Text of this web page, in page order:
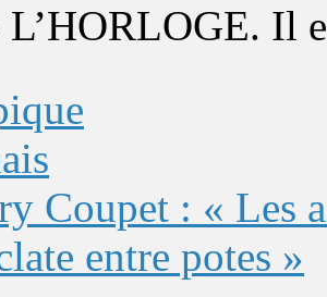
L’HORLOGE. Il
Coupet : « Les
entre potes »